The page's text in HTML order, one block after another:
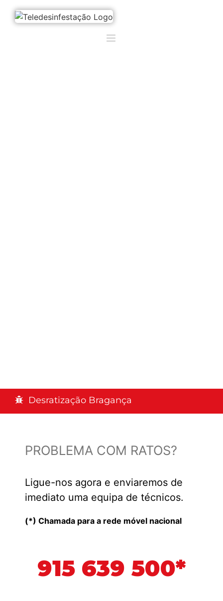
Desratização Bragança
PROBLEMA COM RATOS?
Ligue-nos agora e enviaremos de
imediato uma equipa de técnicos.
(*) Chamada para a rede móvel nacional
915 639 500*